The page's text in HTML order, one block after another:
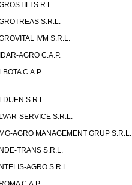
S.R.L.
S.R.L.
IVM S.R.L.
AGRO C.A.P.
C.A.P.
S.R.L.
SERVICE S.R.L.
AGRO MANAGEMENT GRUP S.R.L.
TRANS S.R.L.
AGRO S.R.L.